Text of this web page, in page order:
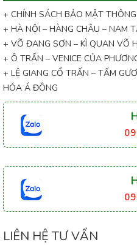
+ CHÍNH SÁCH BẢO MẬT
+ HÀ NỘI – HÀNG CHÂU – NAM
+ VÕ ĐANG SƠN – KÌ QUAN VÕ
+ Ô TRẤN – VENICE CỦA
+ LỆ GIANG CỔ TRẤN – TẤM
HÓA Á ĐÔNG
LIÊN HỆ TƯ VẤN